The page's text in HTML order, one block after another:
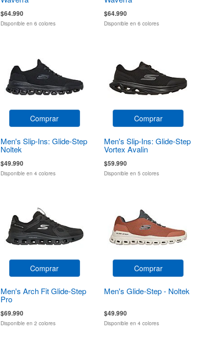
$64.990
Disponible en 6 colores
$64.990
Disponible en 6 colores
Comprar
Men's Slip-Ins: Glide-Step
Noltek
$49.990
Disponible en 4 colores
Comprar
Men's Slip-Ins: Glide-Step
Vortex Avalin
$59.990
Disponible en 5 colores
Comprar
Men's Arch Fit Glide-Step
Pro
$69.990
Disponible en 2 colores
Comprar
Men's Glide-Step - Noltek
$49.990
Disponible en 4 colores